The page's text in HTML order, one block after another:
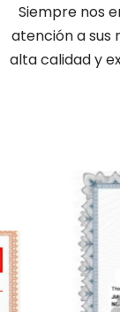
Siempre nos
atención a sus
alta calidad y